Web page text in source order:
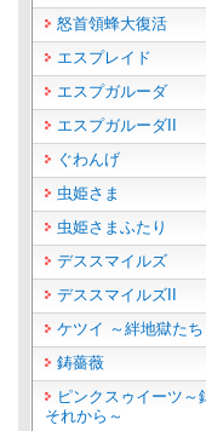
怒首領蜂大復活
エスプレイド
エスプガルーダ
エスプガルーダII
ぐわんげ
虫姫さま
虫姫さまふたり
デススマイルズ
デススマイルズII
ケツイ ～絆地獄たち
鋳薔薇
ピンクスゥイーツ～
それから～